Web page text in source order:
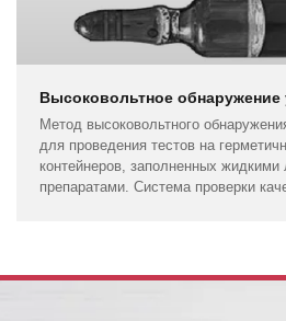
Высоковольтное обнаружение
Метод высоковольтного
для проведения тестов на
контейнеров, заполненных жидкими
препаратами. Система проверки